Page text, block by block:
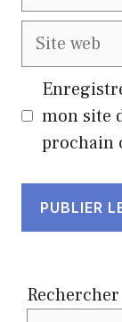
Site
mon site
prochain
Rechercher